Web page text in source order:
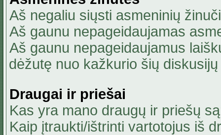
Aš negaliu siųsti asmeninių
Aš gaunu nepageidaujamas
Aš gaunu nepageidaujamus
dėžutę nuo kažkurio šių
Draugai ir priešai
Kas yra mano draugų ir priešų
Kaip įtraukti/ištrinti vartotojus iš